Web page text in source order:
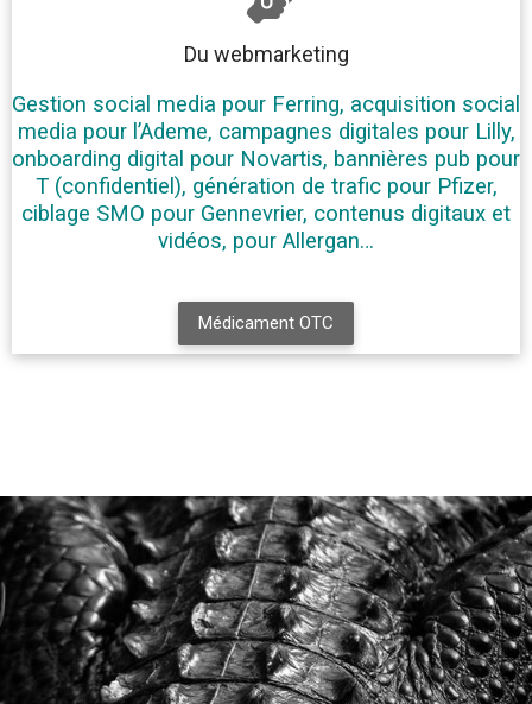
Du webmarketing
Gestion social media pour Ferring, acquisition social
media pour l’Ademe, campagnes digitales pour Lilly,
onboarding digital pour Novartis, bannières pub pour
T (confidentiel), génération de trafic pour Pfizer,
ciblage SMO pour Gennevrier, contenus digitaux et
vidéos, pour Allergan…
Médicament OTC